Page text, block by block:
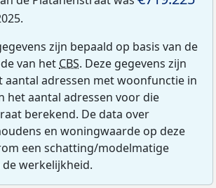
zijn bepaald op basis van de
van het CBS. Deze gegevens zijn
aantal adressen met woonfunctie in
het aantal adressen voor die
berekend. De data over
en woningwaarde op deze
een schatting/modelmatige
werkelijkheid.